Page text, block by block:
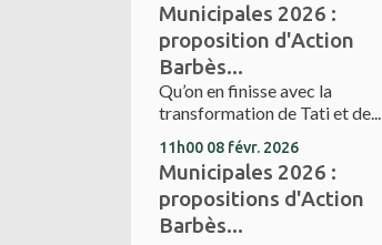
Municipales 2026 :
proposition d'Action
Barbès...
Qu’on en finisse avec la
transformation de Tati et de...
11h00 08 févr. 2026
Municipales 2026 :
propositions d'Action
Barbès...